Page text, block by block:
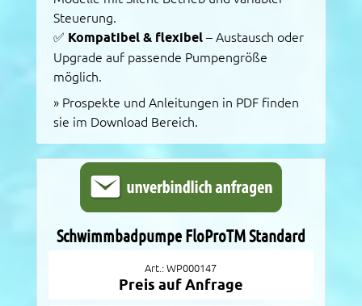
Steuerung.
✅ Kompatibel & flexibel – Austausch oder
Upgrade auf passende Pumpengröße
möglich.
» Prospekte und Anleitungen in PDF finden
sie im Download Bereich.
Schwimmbadpumpe FloProTM Standard
Art.: WP000147
Preis auf Anfrage